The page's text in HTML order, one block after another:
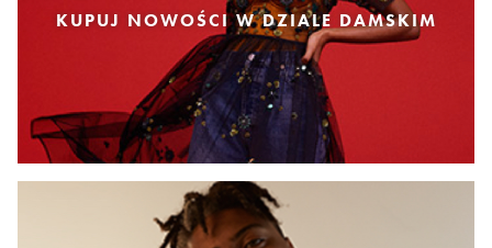
KUPUJ NOWOŚCI W DZIALE DAMSKIM